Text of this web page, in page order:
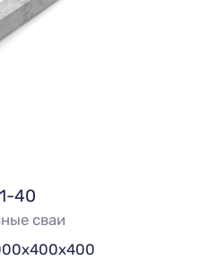
40
сваи